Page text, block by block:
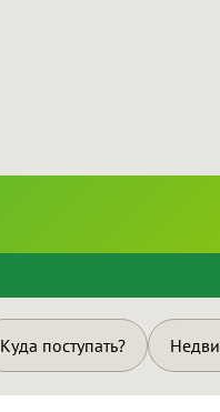
Куда поступать?